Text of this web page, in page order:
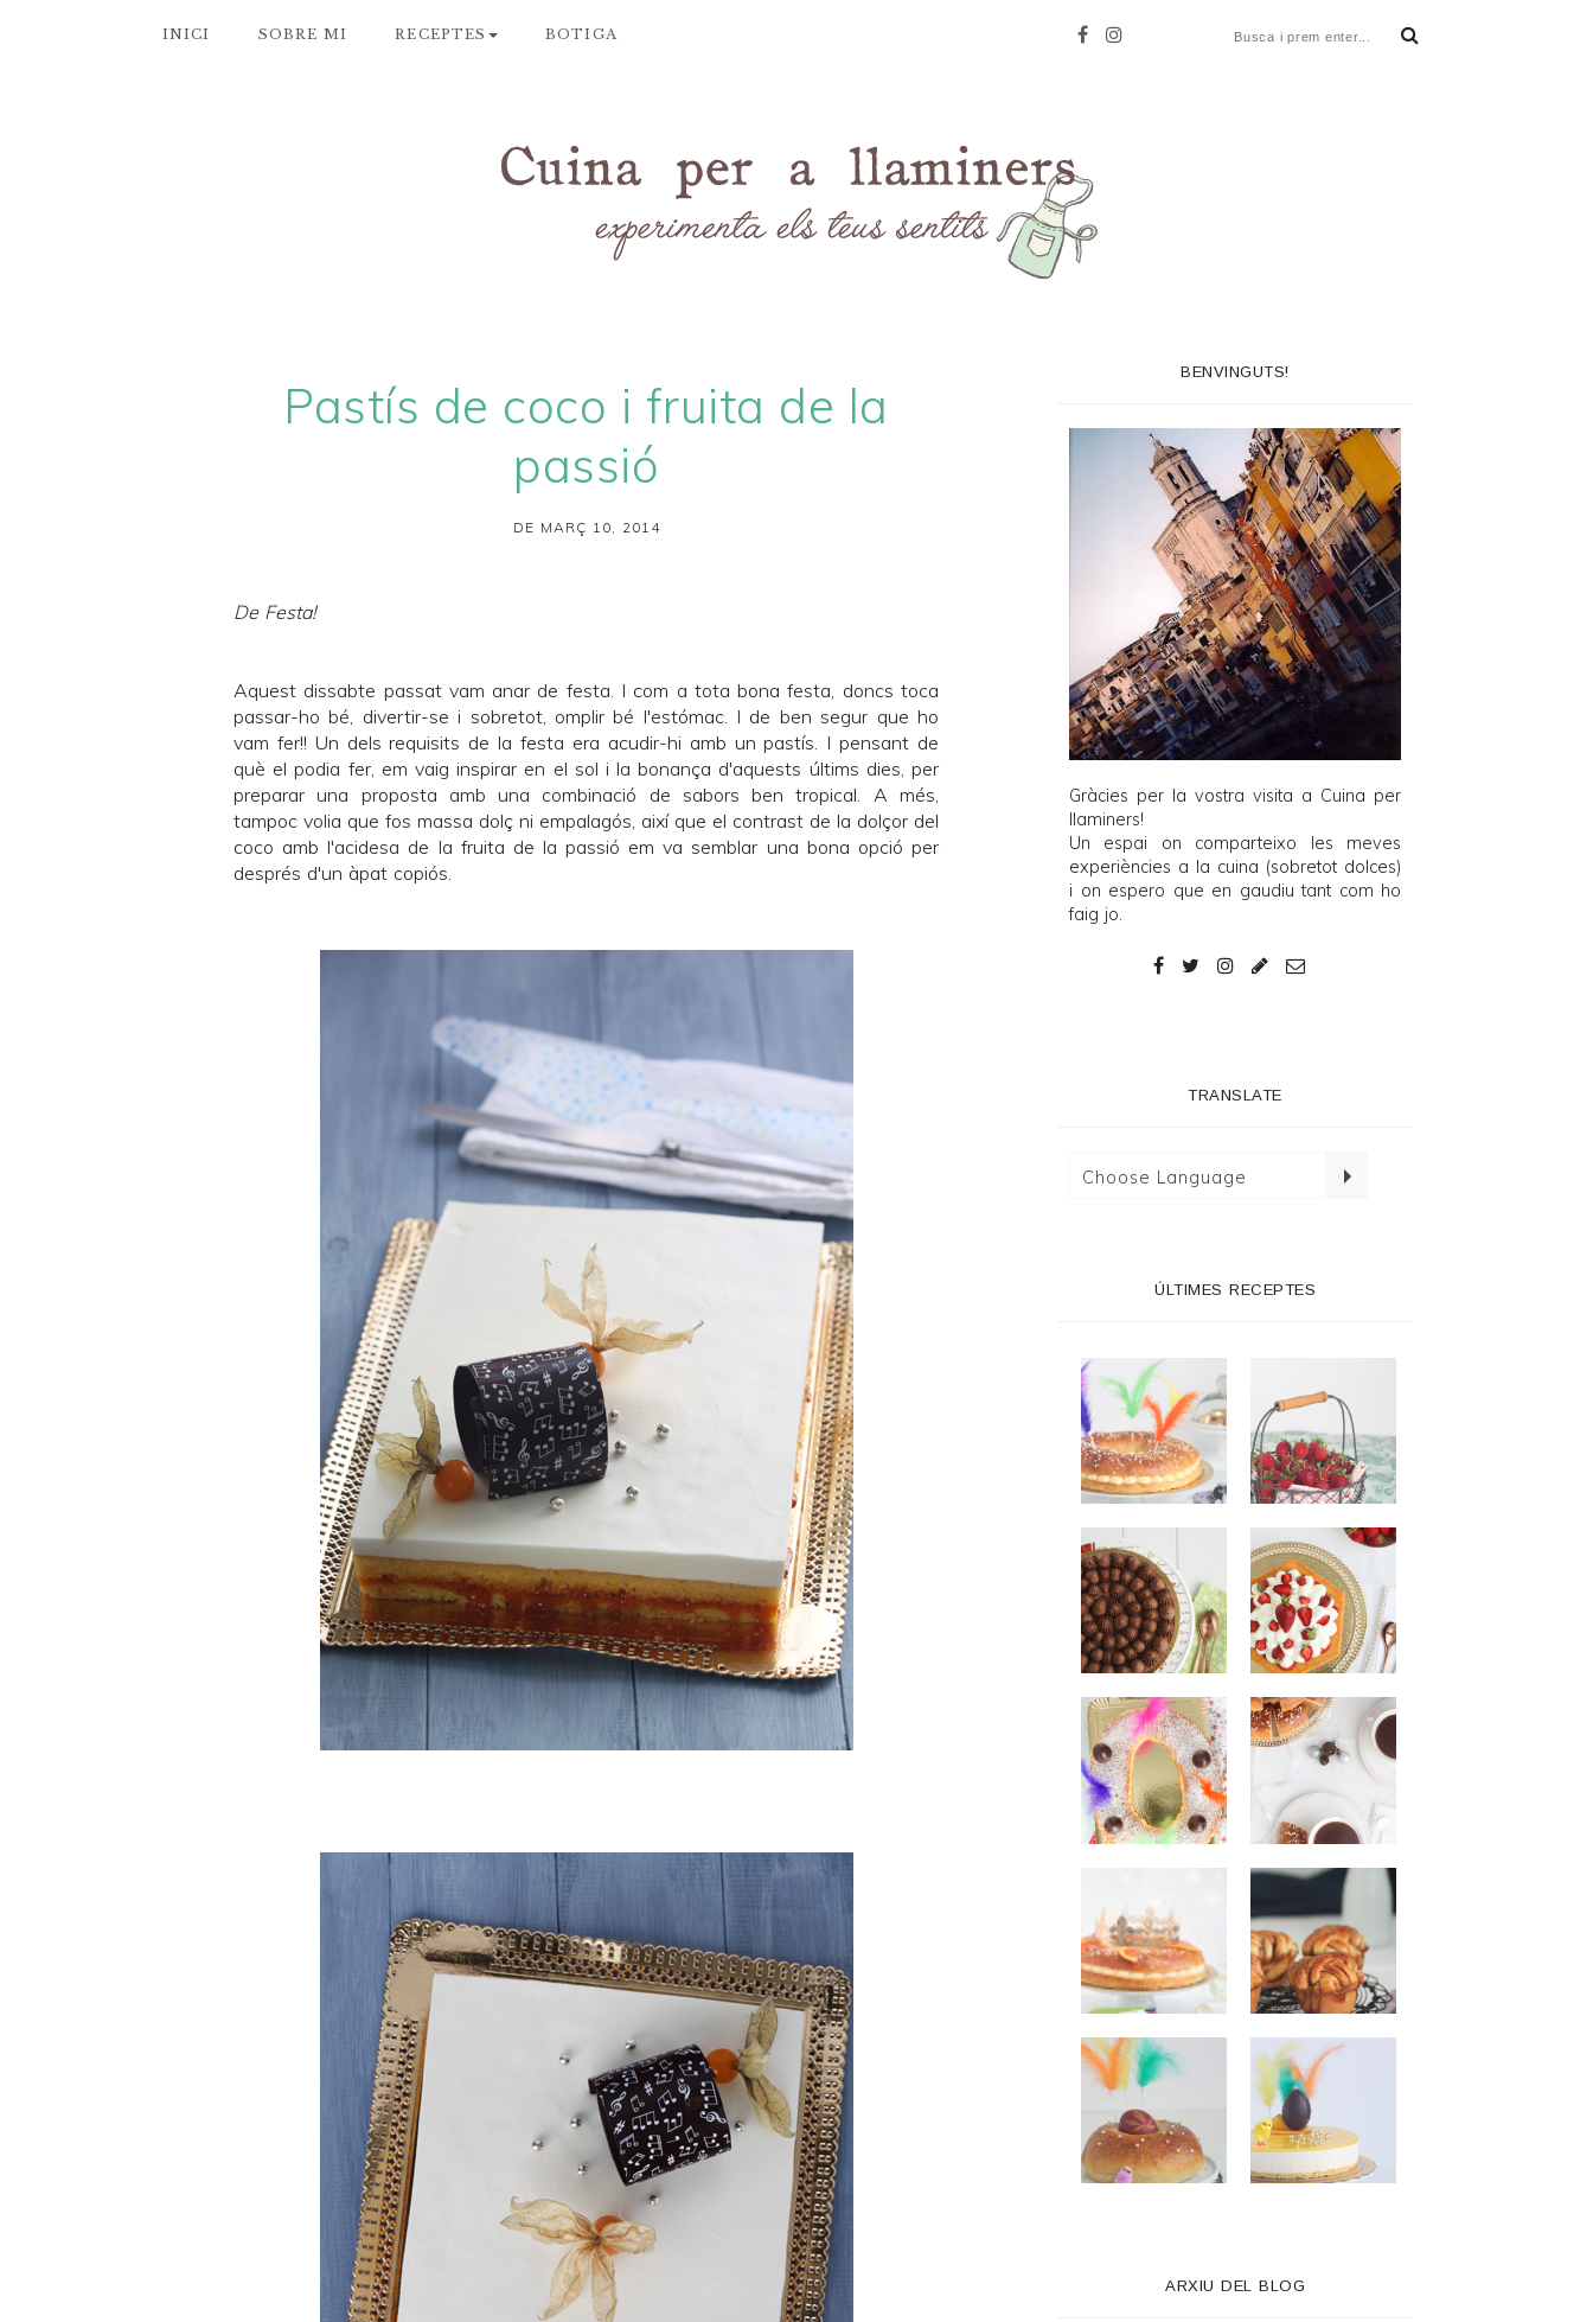
INICI SOBRE MI RECEPTES BOTIGA
Pastís de coco i fruita de la
passió
DE MARÇ 10, 2014
De Festa!
Aquest dissabte passat vam anar de festa. I com a tota bona festa, doncs toca
passar-ho bé, divertir-se i sobretot, omplir bé l'estómac. I de ben segur que ho
vam fer!! Un dels requisits de la festa era acudir-hi amb un pastís. I pensant de
què el podia fer, em vaig inspirar en el sol i la bonança d'aquests últims dies, per
preparar una proposta amb una combinació de sabors ben tropical. A més,
tampoc volia que fos massa dolç ni empalagós, així que el contrast de la dolçor del
coco amb l'acidesa de la fruita de la passió em va semblar una bona opció per
després d'un àpat copiós.
BENVINGUTS!
Gràcies per la vostra visita a Cuina per
llaminers!
Un espai on comparteixo les meves
experiències a la cuina (sobretot dolces)
i on espero que en gaudiu tant com ho
faig jo.
TRANSLATE
ÚLTIMES RECEPTES
ARXIU DEL BLOG